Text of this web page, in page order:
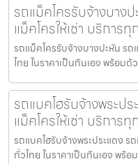
รถแม็คโครรับจ้างบาง
แม็คโครให้เช่า บริการ
รถแม็คโครรับจ้างบางปะหัน รถ
ไทย ในราคาเป็นกันเอง พร้อม
รถแบคโฮรับจ้างพระป
แม็คโครให้เช่า บริการ
รถแบคโฮรับจ้างพระประแดง ร
ทั่วไทย ในราคาเป็นกันเอง พ